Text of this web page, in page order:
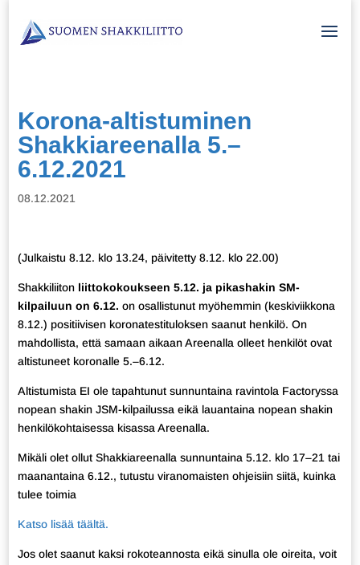
Korona-altistuminen
Shakkiareenalla 5.–
6.12.2021
08.12.2021
(Julkaistu 8.12. klo 13.24, päivitetty 8.12. klo 22.00)
Shakkiliiton liittokokoukseen 5.12. ja pikashakin SM-
kilpailuun on 6.12. on osallistunut myöhemmin (keskiviikkona
8.12.) positiivisen koronatestituloksen saanut henkilö. On
mahdollista, että samaan aikaan Areenalla olleet henkilöt ovat
altistuneet koronalle 5.–6.12.
Altistumista EI ole tapahtunut sunnuntaina ravintola Factoryssa
nopean shakin JSM-kilpailussa eikä lauantaina nopean shakin
henkilökohtaisessa kisassa Areenalla.
Mikäli olet ollut Shakkiareenalla sunnuntaina 5.12. klo 17–21 tai
maanantaina 6.12., tutustu viranomaisten ohjeisiin siitä, kuinka
tulee toimia
Katso lisää täältä.
Jos olet saanut kaksi rokoteannosta eikä sinulla ole oireita, voit